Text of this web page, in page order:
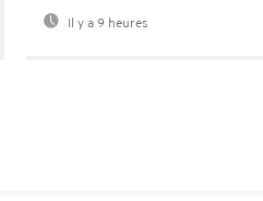
Il y a 9 heures